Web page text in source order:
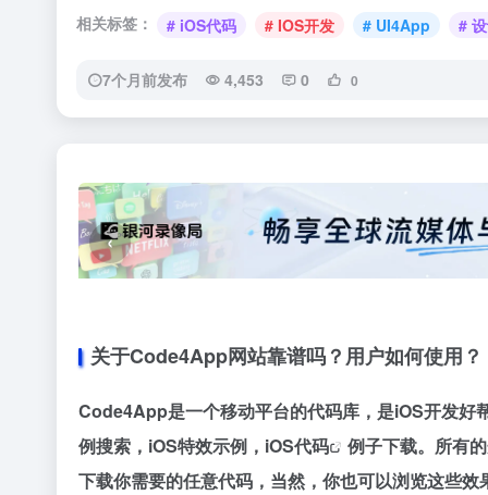
相关标签： # iOS代码 # IOS开发 # UI4App #
7个月前发布 4,453 0 0
‹
关于Code4App网站靠谱吗？用户如何使用？
Code4App是一个移动平台的代码库，是iOS开发
例搜索，iOS特效示例， iOS代码
例子下载。所有
下载你需要的任意代码，当然，你也可以浏览这些